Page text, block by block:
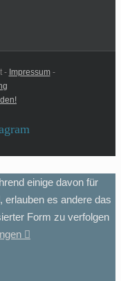
- Impressum-
einige davon für
erlauben es andere das
Form zu verfolgen